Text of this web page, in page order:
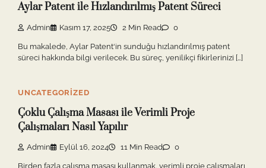
Aylar Patent ile Hızlandırılmış Patent Süreci
Admin Kasım 17, 2025 2 Min Read 0
Bu makalede, Aylar Patent‘in sunduğu hızlandırılmış patent
süreci hakkında bilgi verilecek. Bu süreç, yenilikçi fikirlerinizi […]
UNCATEGORIZED
Çoklu Çalışma Masası ile Verimli Proje
Çalışmaları Nasıl Yapılır
Admin Eylül 16, 2024 11 Min Read 0
Birden fazla çalışma masası kullanmak, verimli proje çalışmaları